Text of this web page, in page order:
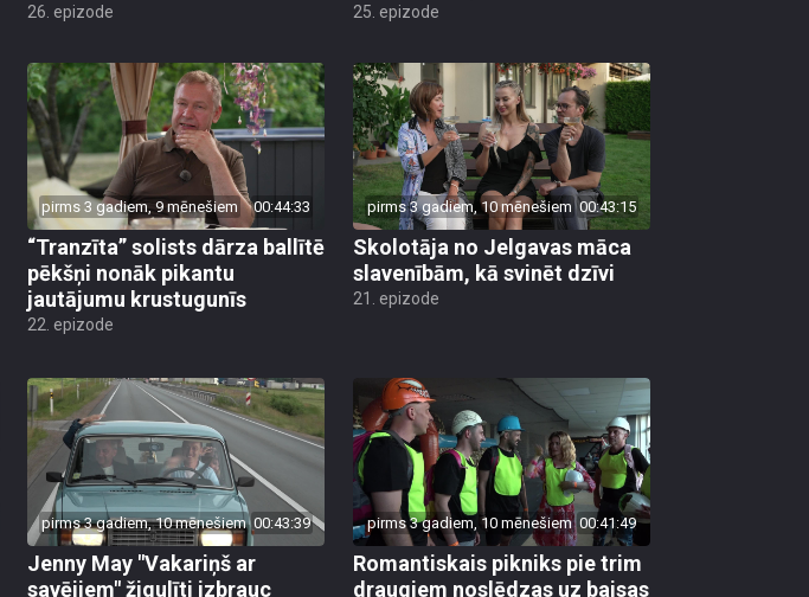
26. epizode 25. epizode
pirms 3 gadiem, 9 mēnešiem 00:44:33
“Tranzīta” solists dārza ballītē
pēkšņi nonāk pikantu
jautājumu krustugunīs
22. epizode
pirms 3 gadiem, 10 mēnešiem 00:43:15
Skolotāja no Jelgavas māca
slavenībām, kā svinēt dzīvi
21. epizode
pirms 3 gadiem, 10 mēnešiem 00:43:39
Jenny May "Vakariņš ar
savējiem" žigulīti izbrauc
pirms 3 gadiem, 10 mēnešiem 00:41:49
Romantiskais pikniks pie trim
draugiem noslēdzas uz baisas